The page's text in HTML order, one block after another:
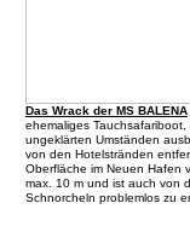
Das Wrack der MS BALENA
ehemaliges
ungeklärten Umständen
von den Hotelstränden
Oberfläche im Neuen Hafen
max. 10 m und ist auch von
Schnorcheln problemlos zu